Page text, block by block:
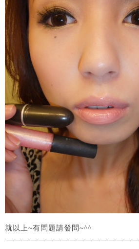
就以上~有問題請發問~^^